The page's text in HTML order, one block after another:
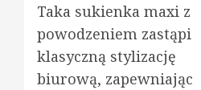
Taka sukienka maxi z
powodzeniem zastąpi
klasyczną stylizację
biurową, zapewniając